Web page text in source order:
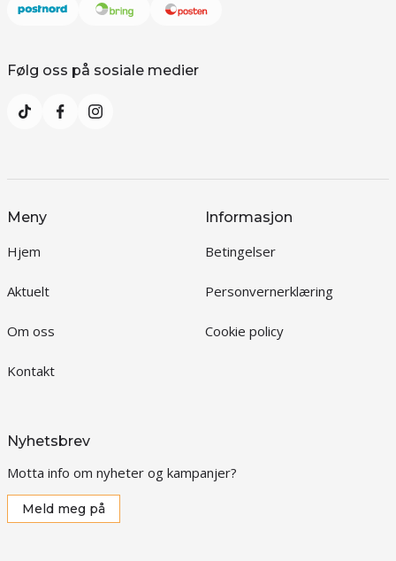
Følg oss på sosiale medier
Meny
Hjem
Aktuelt
Om oss
Kontakt
Informasjon
Betingelser
Personvernerklæring
Cookie policy
Nyhetsbrev
Motta info om nyheter og kampanjer?
Meld meg på